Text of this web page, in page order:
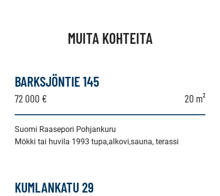
MUITA KOHTEITA
BARKSJÖNTIE 145
72 000 € 20 m²
Suomi Raasepori Pohjankuru
Mökki tai huvila 1993 tupa,alkovi,sauna, terassi
KUMLANKATU 29